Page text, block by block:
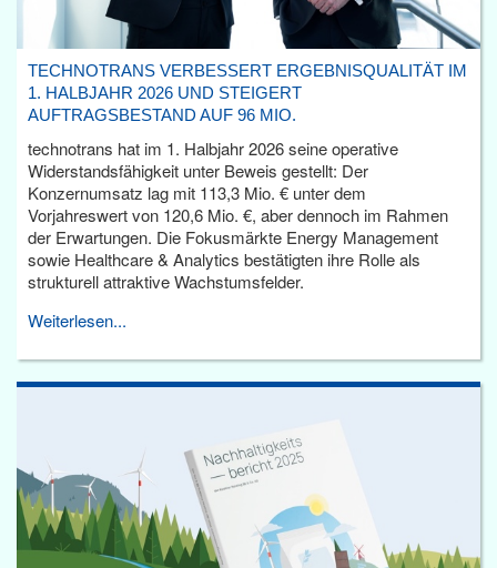
TECHNOTRANS VERBESSERT ERGEBNISQUALITÄT IM
1. HALBJAHR 2026 UND STEIGERT
AUFTRAGSBESTAND AUF 96 MIO.
technotrans hat im 1. Halbjahr 2026 seine operative
Widerstandsfähigkeit unter Beweis gestellt: Der
Konzernumsatz lag mit 113,3 Mio. € unter dem
Vorjahreswert von 120,6 Mio. €, aber dennoch im Rahmen
der Erwartungen. Die Fokusmärkte Energy Management
sowie Healthcare & Analytics bestätigten ihre Rolle als
strukturell attraktive Wachstumsfelder.
Weiterlesen...